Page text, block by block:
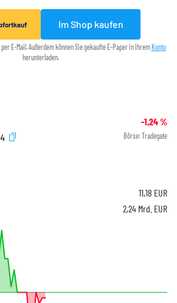
Im Shop kaufen
E-Mail. Außerdem können Sie gekaufte E-Paper in Ihrem Konto
herunterladen.
-1,24%
Börse: Tradegate
11,18 EUR
2,24 Mrd. EUR